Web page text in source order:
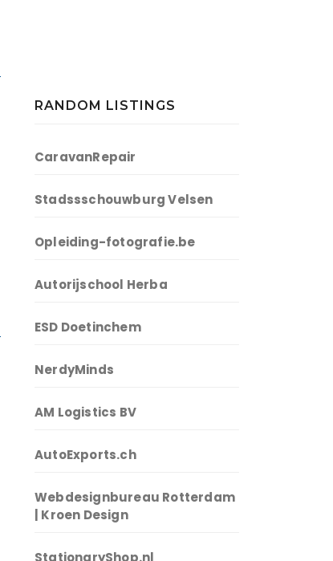
RANDOM LISTINGS
CaravanRepair
Stadssschouwburg Velsen
Opleiding-fotografie.be
Autorijschool Herba
ESD Doetinchem
NerdyMinds
AM Logistics BV
AutoExports.ch
Webdesignbureau Rotterdam
| Kroen Design
StationaryShop.nl